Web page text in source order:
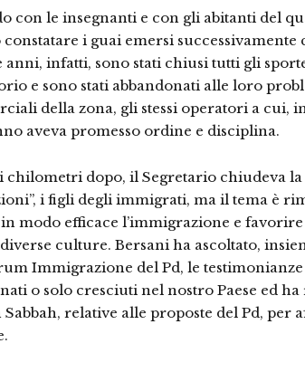
con le insegnanti e con gli abitanti del
i guai emersi successivamente
anni, infatti, sono stati chiusi tutti gli
e sono stati abbandonati alle loro
della zona, gli stessi operatori a cui,
aveva promesso ordine e disciplina.
chilometri dopo, il Segretario chiudeva
i figli degli immigrati, ma il tema è
in modo efficace l’immigrazione e
culture. Bersani ha ascoltato,
Immigrazione del Pd, le
o solo cresciuti nel nostro Paese ed ha
relative alle proposte del Pd, per